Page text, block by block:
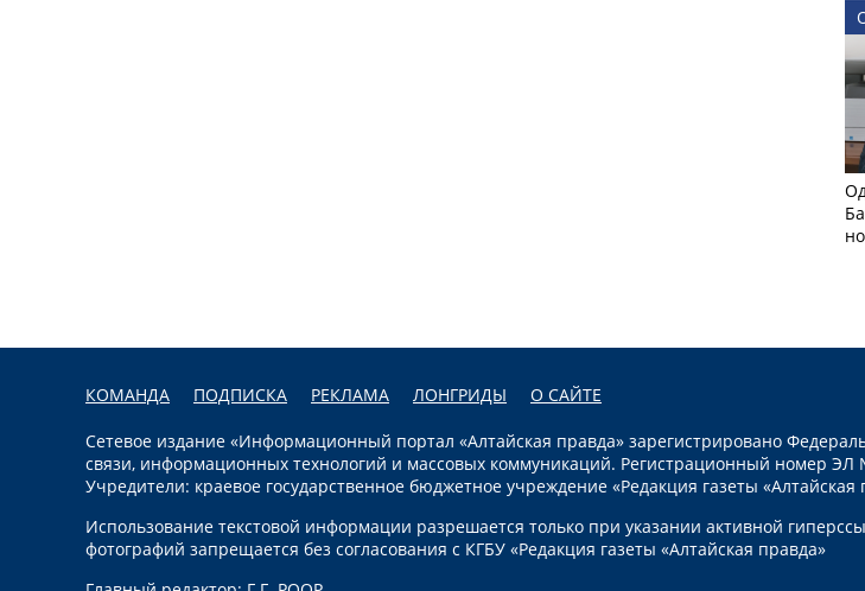
КОМАНДА ПОДПИСКА РЕКЛАМА ЛОНГРИДЫ О САЙТЕ
Сетевое издание «Информационный портал «Алтайская правда» зарегистрировано
связи, информационных технологий и массовых коммуникаций. Регистрационный номер ЭЛ
Учредители: краевое государственное бюджетное учреждение «Редакция газеты «Алтайская
Использование текстовой информации разрешается только при указании активной
фотографий запрещается без согласования с КГБУ «Редакция газеты «Алтайская правда»